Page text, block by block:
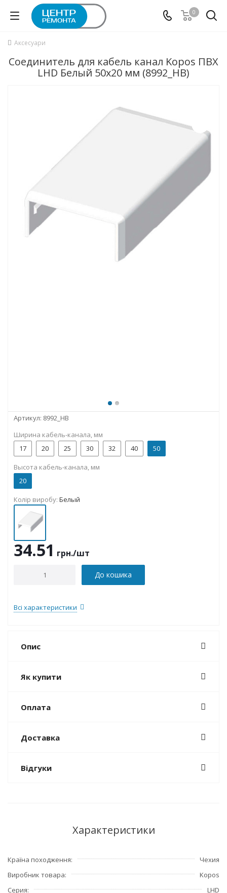
0
Аксесуари
Соединитель для кабель канал Kopos ПВХ
LHD Белый 50х20 мм (8992_HB)
Артикул: 8992_HB
Ширина кабель-канала, мм
17
20 25 30 32 40 50
Высота кабель-канала, мм
20
Колір виробу: Белый
34.51 грн./шт
До кошика
Всі характеристики
Опис
Як купити
Оплата
Доставка
Відгуки
Характеристики
Країна походження
Чехия
Виробник товара
Kopos
Серия
LHD